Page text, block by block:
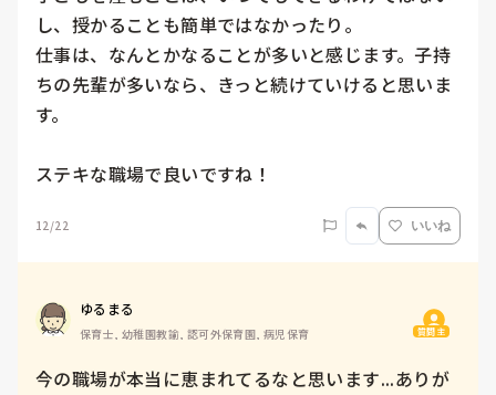
し、授かることも簡単ではなかったり。
仕事は、なんとかなることが多いと感じます。子持
ちの先輩が多いなら、きっと続けていけると思いま
す。
ステキな職場で良いですね！
12/22 いいね
ゆるまる
保育士, 幼稚園教諭, 認可外保育園, 病児保育 質問主
今の職場が本当に恵まれてるなと思います...ありが